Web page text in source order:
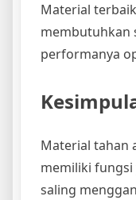
Material
membutuhkan
performanya
Material tahan
memiliki fungsi
saling